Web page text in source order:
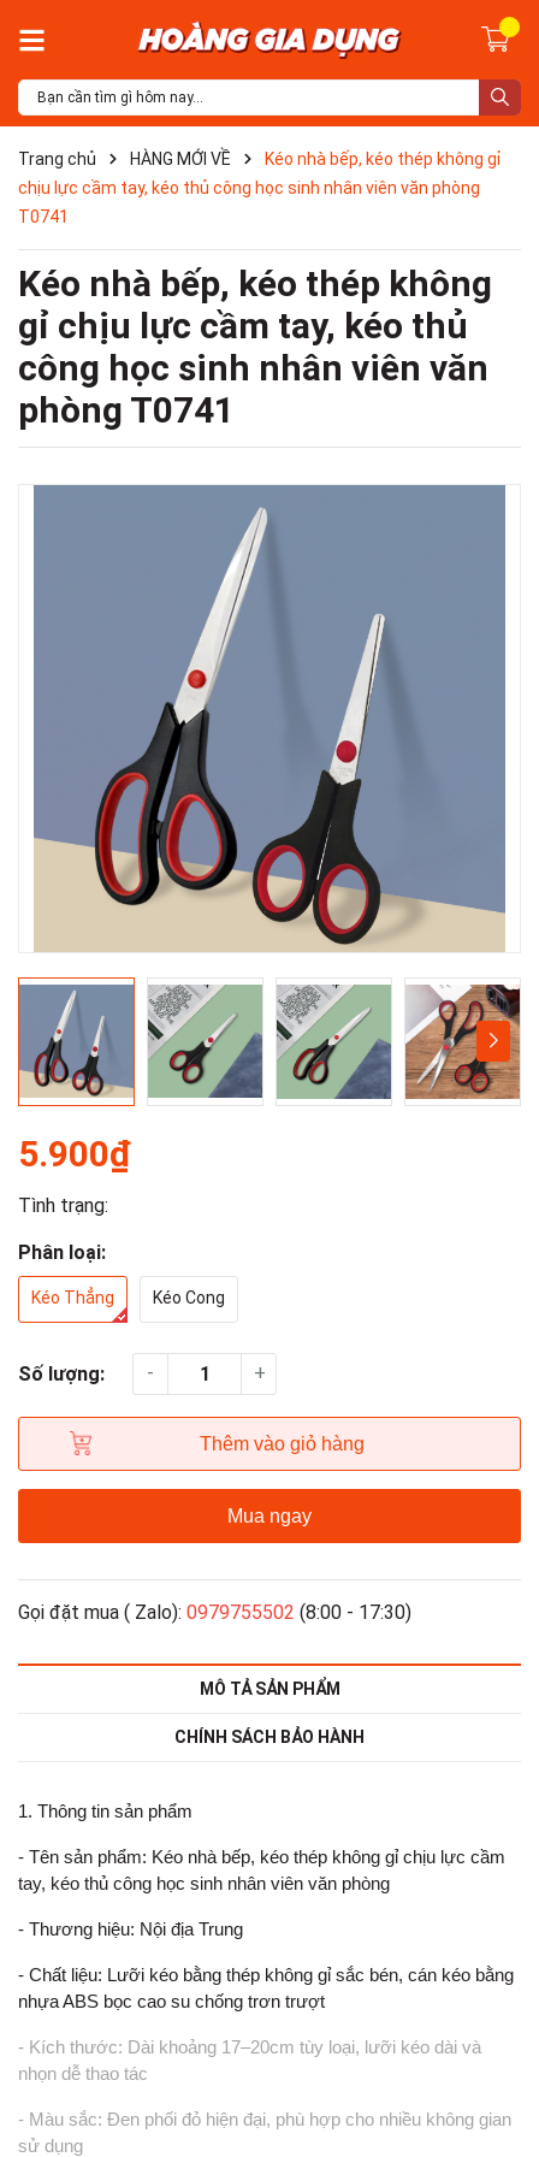
Trang chủ HÀNG MỚI VỀ
Kéo nhà bếp, kéo thép không gỉ
chịu lực cầm tay, kéo thủ công học sinh nhân viên văn phòng
T0741
Kéo nhà bếp, kéo thép không
gỉ chịu lực cầm tay, kéo thủ
công học sinh nhân viên văn
phòng T0741
5.900₫
Tình trạng:
Phân loại:
Kéo Thẳng Kéo Cong
Số lượng: - +
Thêm vào giỏ hàng
Mua ngay
Gọi đặt mua ( Zalo): 0979755502 (8:00 - 17:30)
MÔ TẢ SẢN PHẨM
CHÍNH SÁCH BẢO HÀNH
1. Thông tin sản phẩm
- Tên sản phẩm: Kéo nhà bếp, kéo thép không gỉ chịu lực cầm
tay, kéo thủ công học sinh nhân viên văn phòng
- Thương hiệu: Nội địa Trung
- Chất liệu: Lưỡi kéo bằng thép không gỉ sắc bén, cán kéo bằng
nhựa ABS bọc cao su chống trơn trượt
- Kích thước: Dài khoảng 17–20cm tùy loại, lưỡi kéo dài và
nhọn dễ thao tác
- Màu sắc: Đen phối đỏ hiện đại, phù hợp cho nhiều không gian
sử dụng